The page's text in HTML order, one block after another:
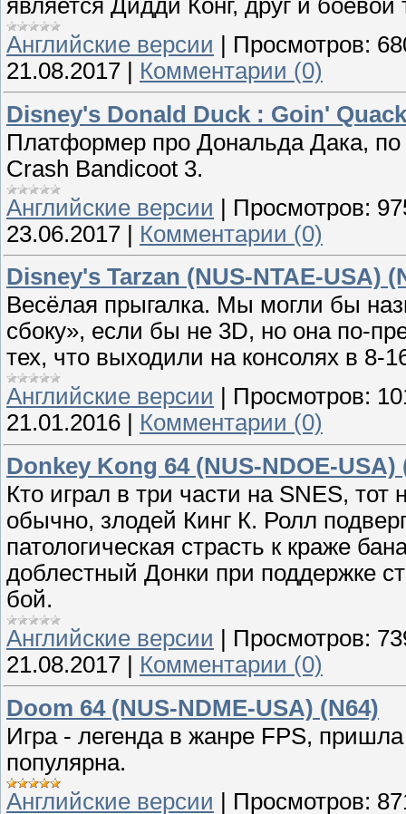
является Дидди Конг, друг и
Английские версии
Просмотров:
21.08.2017
Комментарии (0)
Disney's Donald Duck : Goin'
Платформер про Дональда Дака,
Crash Bandicoot 3.
Английские версии | Просмотров:
23.06.2017 | Комментарии (0)
Disney's Tarzan (NUS-NTAE-USA)
Весёлая прыгалка. Мы могли бы
сбоку», если бы не 3D, но она по-
тех, что выходили на консолях в 8-
Английские версии
Просмотров:
21.01.2016
Комментарии (0)
Donkey Kong 64 (NUS-NDOE-USA)
Кто играл в три части на SNES, тот
обычно, злодей Кинг К. Ролл
патологическая страсть к краже
доблестный Донки при поддержке
бой.
Английские версии
Просмотров:
21.08.2017
Комментарии (0)
Doom 64 (NUS-NDME-USA) (N64)
Игра - легенда в жанре FPS,
популярна.
Английские версии | Просмотров: